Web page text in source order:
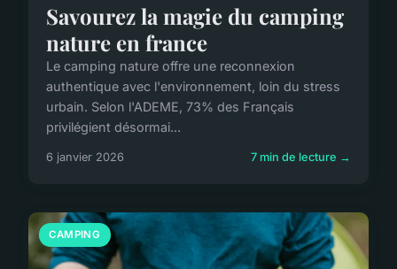
Savourez la magie du camping
nature en france
Le camping nature offre une reconnexion
authentique avec l'environnement, loin du stress
urbain. Selon l'ADEME, 73% des Français
privilégient désormai...
6 janvier 2026 7 min de lecture →
CAMPING